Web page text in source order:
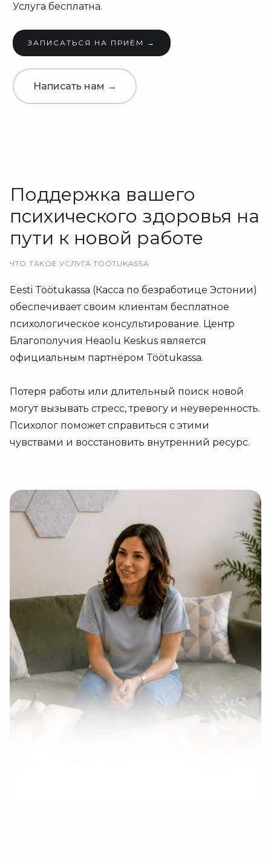
Услуга бесплатна.
ЗАПИСАТЬСЯ НА ПРИЁМ →
Написать нам →
Поддержка вашего
психического здоровья на
пути к новой работе
ЧТО ТАКОЕ УСЛУГА TÖÖTUKASSA
Eesti Töötukassa (Касса по безработице Эстонии)
обеспечивает своим клиентам бесплатное
психологическое консультирование. Центр
Благополучия Heaolu Keskus является
официальным партнёром Töötukassa.
Потеря работы или длительный поиск новой
могут вызывать стресс, тревогу и неуверенность.
Психолог поможет справиться с этими
чувствами и восстановить внутренний ресурс.